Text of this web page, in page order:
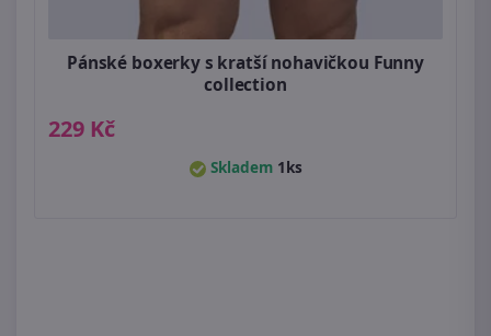
Pánské boxerky s kratší nohavičkou Funny
collection
229 Kč
Skladem 1ks